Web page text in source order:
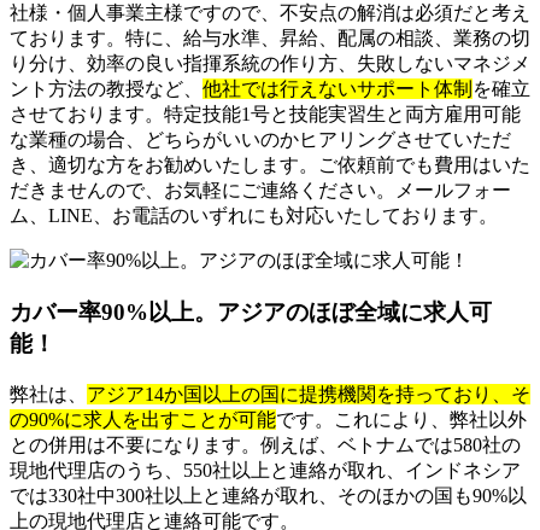
社様・個人事業主様ですので、不安点の解消は必須だと考え
ております。特に、給与水準、昇給、配属の相談、業務の切
り分け、効率の良い指揮系統の作り方、失敗しないマネジメ
ント方法の教授など、 他社では行えないサポート体制 を確立
させております。特定技能1号と技能実習生と両方雇用可能
な業種の場合、どちらがいいのかヒアリングさせていただ
き、適切な方をお勧めいたします。ご依頼前でも費用はいた
だきませんので、お気軽にご連絡ください。メールフォー
ム、LINE、お電話のいずれにも対応いたしております。
カバー率90%以上。アジアのほぼ全域に求人可
能！
弊社は、 アジア14か国以上の国に提携機関を持っており、そ
の90%に求人を出すことが可能です。これにより、弊社以外
との併用は不要になります。例えば、ベトナムでは580社の
現地代理店のうち、550社以上と連絡が取れ、インドネシア
では330社中300社以上と連絡が取れ、そのほかの国も90%以
上の現地代理店と連絡可能です。